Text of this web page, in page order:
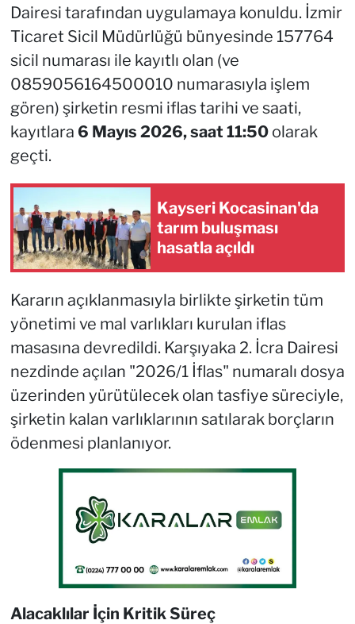
Dairesi tarafından uygulamaya konuldu. İzmir
Ticaret Sicil Müdürlüğü bünyesinde 157764
sicil numarası ile kayıtlı olan (ve
0859056164500010 numarasıyla işlem
gören) şirketin resmi iflas tarihi ve saati,
kayıtlara 6 Mayıs 2026, saat 11:50olarak
geçti.
Kayseri Kocasinan'da
tarım buluşması
hasatla açıldı
Kararın açıklanmasıyla birlikte şirketin tüm
yönetimi ve mal varlıkları kurulan iflas
masasına devredildi. Karşıyaka 2. İcra Dairesi
nezdinde açılan "2026/1 İflas" numaralı dosya
üzerinden yürütülecek olan tasfiye süreciyle,
şirketin kalan varlıklarının satılarak borçların
ödenmesi planlanıyor.
Alacaklılar İçin Kritik Süreç